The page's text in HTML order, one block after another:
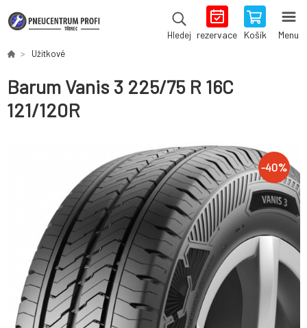
Hledej rezervace Košík Menu
Užitkové
Barum Vanis 3 225/75 R 16C
121/120R
-40%